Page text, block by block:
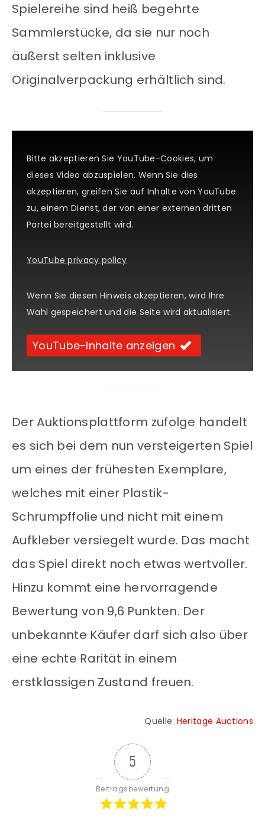
Spielereihe sind heiß begehrte
Sammlerstücke, da sie nur noch
äußerst selten inklusive
Originalverpackung erhältlich sind.
Bitte akzeptieren Sie YouTube-Cookies, um
dieses Video abzuspielen. Wenn Sie dies
akzeptieren, greifen Sie auf Inhalte von YouTube
zu, einem Dienst, der von einer externen dritten
Partei bereitgestellt wird.
YouTube privacy policy
Wenn Sie diesen Hinweis akzeptieren, wird Ihre
Wahl gespeichert und die Seite wird aktualisiert.
YouTube-Inhalte anzeigen
Der Auktionsplattform zufolge handelt
es sich bei dem nun versteigerten Spiel
um eines der frühesten Exemplare,
welches mit einer Plastik-
Schrumpffolie und nicht mit einem
Aufkleber versiegelt wurde. Das macht
das Spiel direkt noch etwas wertvoller.
Hinzu kommt eine hervorragende
Bewertung von 9,6 Punkten. Der
unbekannte Käufer darf sich also über
eine echte Rarität in einem
erstklassigen Zustand freuen.
Quelle: Heritage Auctions
5
Beitragsbewertung